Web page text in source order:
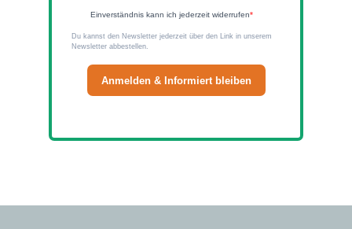
Einverständnis kann ich jederzeit widerrufen
Du kannst den Newsletter jederzeit über den Link in unserem
Newsletter abbestellen.
Anmelden & Informiert bleiben